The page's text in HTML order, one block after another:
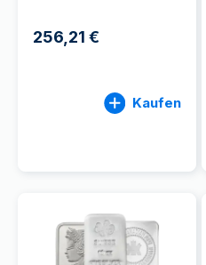
256,21 €
Kaufen